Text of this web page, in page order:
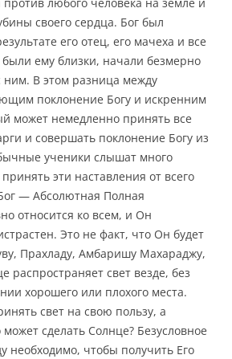
любого человека на земле и
своего сердца. Бог был
его отец, его мачеха и все
ему близки, начали безмерно
ним. В этом разница между
поклонение Богу и искренним
может немедленно принять все
и совершать поклонение Богу из
ученики слышат много
эти наставления от всего
— Абсолютная Полная
относится ко всем, и Он
Это не факт, что Он будет
Прахладу, Амбаришу Махараджу,
распространяет свет везде, без
хорошего или плохого места.
свет на свою пользу, а
сделать Солнце? Безусловное
необходимо, чтобы получить Его